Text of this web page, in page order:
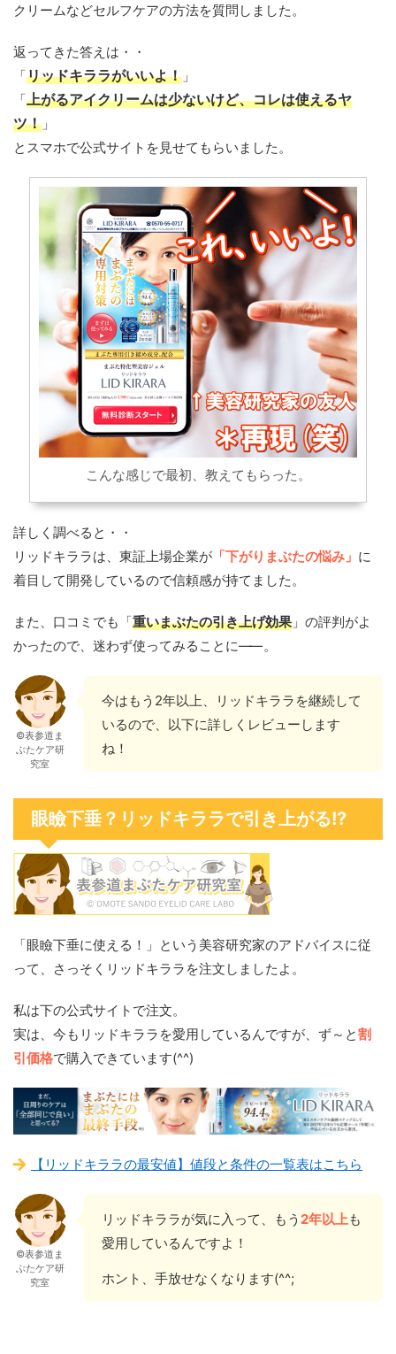
クリームなどセルフケアの方法を質問しました。
返ってきた答えは・・
「リッドキララがいいよ！ 」
「上がるアイクリームは少ないけど、コレは使えるヤ
ツ！ 」
とスマホで公式サイトを見せてもらいました。
こんな感じで最初、教えてもらった。
詳しく調べると・・
リッドキララは、東証上場企業が 「下がりまぶたの悩み」 に
着目して開発しているので信頼感が持てました。
また、口コミでも「重いまぶたの引き上げ効果 」の評判がよ
かったので、迷わず使ってみることに——。
©表参道ま
ぶたケア研
究室
今はもう2年以上、リッドキララを継続して
いるので、以下に詳しくレビューします
ね！
眼瞼下垂？リッドキララで引き上がる!?
「眼瞼下垂に使える！」という美容研究家のアドバイスに従
って、さっそくリッドキララを注文しましたよ。
私は下の公式サイトで注文。
実は、今もリッドキララを愛用しているんですが、ず～と割
引価格で購入できています(^^)
【リッドキララの最安値】値段と条件の一覧表はこちら
©表参道ま
ぶたケア研
究室
リッドキララが気に入って、もう 2年以上も
愛用しているんですよ！
ホント、手放せなくなります(^^;